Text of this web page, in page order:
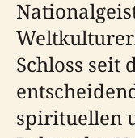
Schloss seit
spirituellen